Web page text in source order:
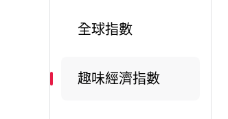
全球指數
趣味經濟指數